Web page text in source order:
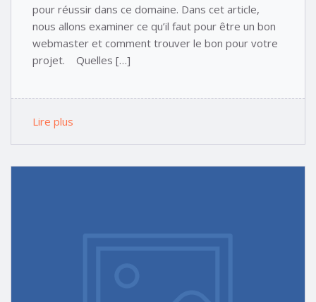
pour réussir dans ce domaine. Dans cet article,
nous allons examiner ce qu’il faut pour être un bon
webmaster et comment trouver le bon pour votre
projet. Quelles […]
Lire plus